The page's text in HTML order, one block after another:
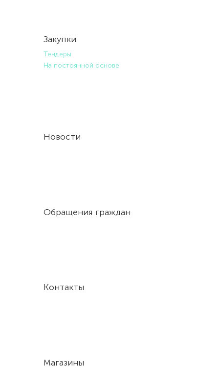
Закупки
Тендеры
На постоянной основе
Новости
Обращения граждан
Контакты
Магазины